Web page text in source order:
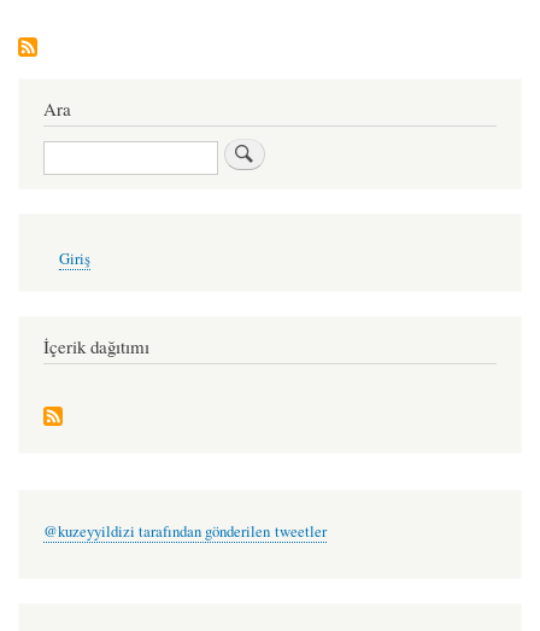
Ara
Ara
account
Giriş
İçerik dağıtımı
@kuzeyyildizi tarafından gönderilen tweetler